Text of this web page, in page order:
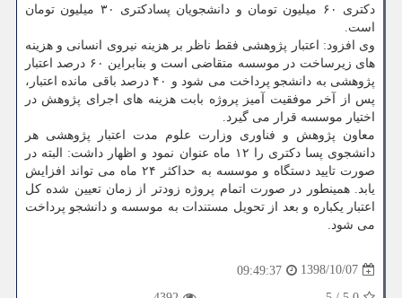
دكتری ۶۰ میلیون تومان و دانشجویان پسادكتری ۳۰ میلیون تومان
است.
وی افزود: اعتبار پژوهشی فقط ناظر بر هزینه نیروی انسانی و هزینه
های زیرساخت در موسسه متقاضی است و بنابراین ۶۰ درصد اعتبار
پژوهشی به دانشجو پرداخت می شود و ۴۰ درصد باقی مانده اعتبار،
پس از آخر موفقیت آمیز پروژه بابت هزینه های اجرای پژوهش در
اختیار موسسه قرار می گیرد.
معاون پژوهش و فناوری وزارت علوم مدت اعتبار پژوهشی هر
دانشجوی پسا دكتری را ۱۲ ماه عنوان نمود و اظهار داشت: البته در
صورت تایید دستگاه و موسسه به حداكثر ۲۴ ماه می تواند افزایش
یابد. همینطور در صورت اتمام پروژه زودتر از زمان تعیین شده كل
اعتبار یكباره و بعد از تحویل مستندات به موسسه و دانشجو پرداخت
می شود.
1398/10/07
09:49:37